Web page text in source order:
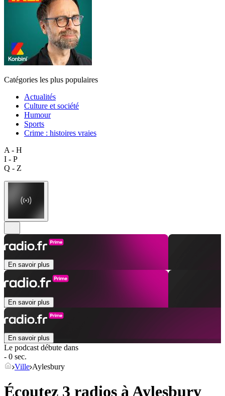
Catégories les plus populaires
Actualités
Culture et société
Humour
Sports
Crime : histoires vraies
A - H
I - P
Q - Z
En savoir plus
En savoir plus
En savoir plus
Le podcast débute dans
- 0 sec.
Ville Aylesbury
Écoutez 3 radios à Aylesbury